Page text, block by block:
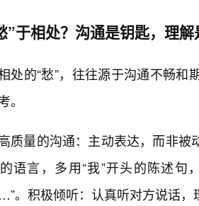
”于相处？沟通是钥匙，理解
处的“愁”，往往源于沟通不畅
。
质量的沟通：主动表达，而非
语言，多用“我”开头的陈述
。积极倾听：认真听对方说话，